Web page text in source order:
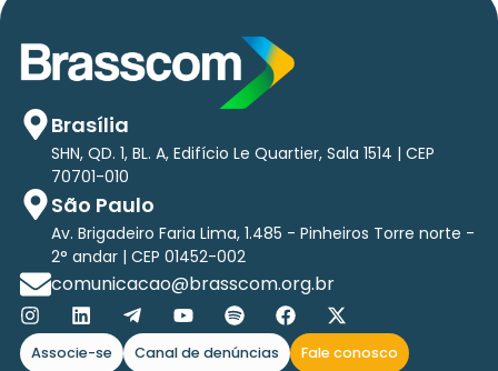
Brasília
SHN, QD. 1, BL. A, Edifício Le Quartier, Sala 1514 | CEP
70701-010
São Paulo
Av. Brigadeiro Faria Lima, 1.485 - Pinheiros Torre norte -
2° andar | CEP 01452-002
comunicacao@brasscom.org.br
Associe-se Canal de denúncias Fale conosco